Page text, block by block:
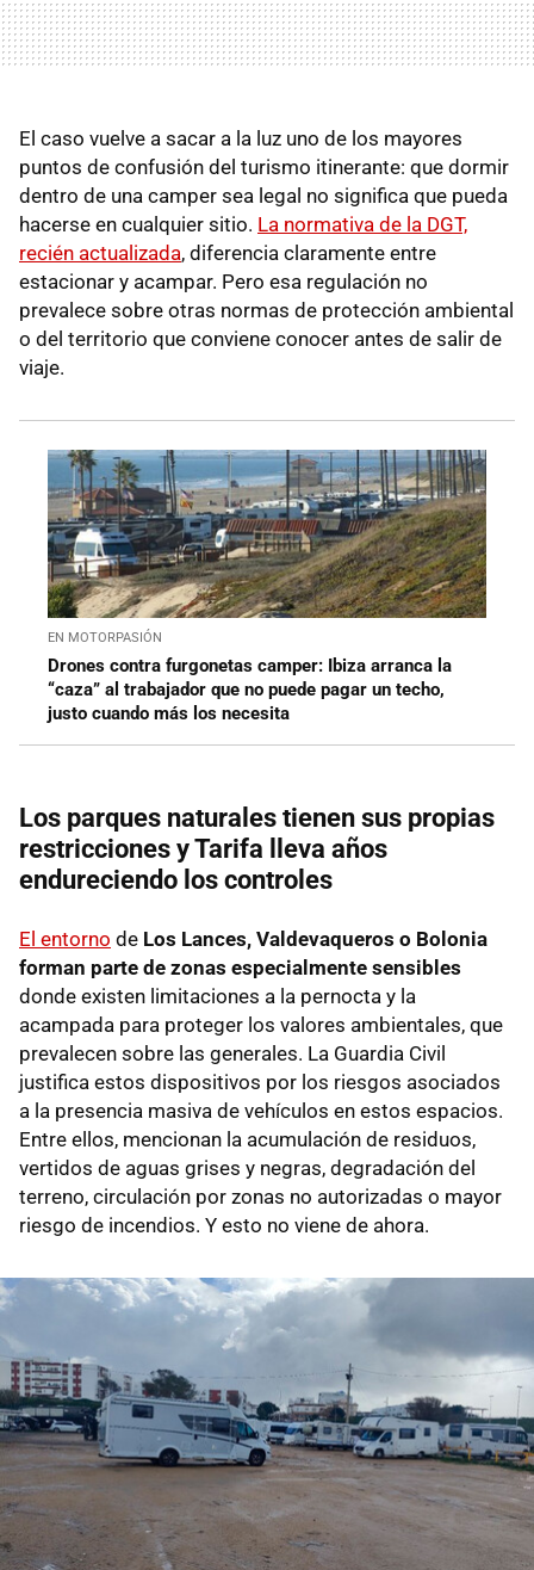
El caso vuelve a sacar a la luz uno de los mayores
puntos de confusión del turismo itinerante: que dormir
dentro de una camper sea legal no significa que pueda
hacerse en cualquier sitio. La normativa de la DGT,
recién actualizada, diferencia claramente entre
estacionar y acampar. Pero esa regulación no
prevalece sobre otras normas de protección ambiental
o del territorio que conviene conocer antes de salir de
viaje.
EN MOTORPASIÓN
Drones contra furgonetas camper: Ibiza arranca la
“caza” al trabajador que no puede pagar un techo,
justo cuando más los necesita
Los parques naturales tienen sus propias
restricciones y Tarifa lleva años
endureciendo los controles
El entorno de Los Lances, Valdevaqueros o Bolonia
forman parte de zonas especialmente sensibles
donde existen limitaciones a la pernocta y la
acampada para proteger los valores ambientales, que
prevalecen sobre las generales. La Guardia Civil
justifica estos dispositivos por los riesgos asociados
a la presencia masiva de vehículos en estos espacios.
Entre ellos, mencionan la acumulación de residuos,
vertidos de aguas grises y negras, degradación del
terreno, circulación por zonas no autorizadas o mayor
riesgo de incendios. Y esto no viene de ahora.